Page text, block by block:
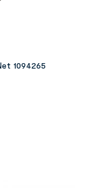
1094265